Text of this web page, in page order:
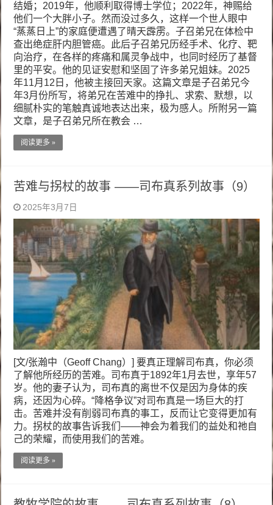
结婚；2019年，他顺利取得博士学位；2022年，神赐给
他们一个大胖小子。然而没过多久，这样一个世人眼中
“蒸蒸日上”的家庭便遭遇了晴天霹雳。子召弟兄在体检中
查出绝症肝内胆管癌。此后子召弟兄历经手术、化疗、靶
向治疗，在各样的疼痛和属灵争战中，也同时经历了基督
里的平安。他的见证安慰和坚固了许多弟兄姐妹。2025
年11月12日，他被主接回天家。这篇文章是子召弟兄今
年3月份所写，将弟兄在苦难中的挣扎、求索、默想，以
细腻朴实的笔触真诚地表达出来，极为感人。所附另一篇
文章，是子召弟兄所在教会 …
阅读更多 »
苦难与拐杖的故事 ——司布真系列故事（9）
2025年3月7日
[文/张瀚中（Geoff Chang）] 要真正理解司布真，你必须
了解他所经历的苦难。司布真于1892年1月去世，享年57
岁。他的妻子认为，司布真的离世不仅是因为身体的疾
病，还因为心碎。“降格争议”对司布真是一场巨大的打
击。苦难并没有削弱司布真的事工，反而让它变得更加有
力。拐杖的故事告诉我们——神会为着我们的益处和祂自
己的荣耀，而使用我们的苦难。
阅读更多 »